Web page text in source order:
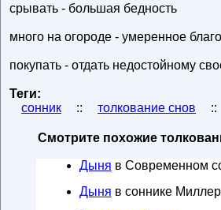
срывать - большая бедность
много на огороде - умеренное
покупать - отдать недостойному
Теги:
сонник
:: толкование снов ::
Смотрите похожие
Дыня в Современном
Дыня в соннике